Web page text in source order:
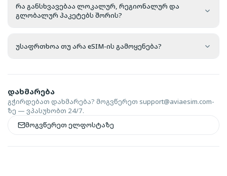
რა განსხვავებაა ლოკალურ, რეგიონალურ და
გლობალურ პაკეტებს შორის?
უსაფრთხოა თუ არა eSIM-ის გამოყენება?
დახმარება
გჭირდებათ დახმარება? მოგვწერეთ support@aviaesim.com-
ზე — ვპასუხობთ 24/7.
მოგვწერეთ ელფოსტაზე